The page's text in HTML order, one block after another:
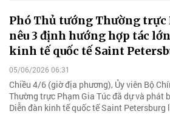
Phó Thủ tướng Thường trực
nêu 3 định hướng hợp tác
kinh tế quốc tế Saint
05/06/2026 06:31
Chiều 4/6 (giờ địa phương), Ủy viên Bộ
Thường trực Phạm Gia Túc đã dự và phát
Diễn đàn kinh tế quốc tế Saint Petersburg